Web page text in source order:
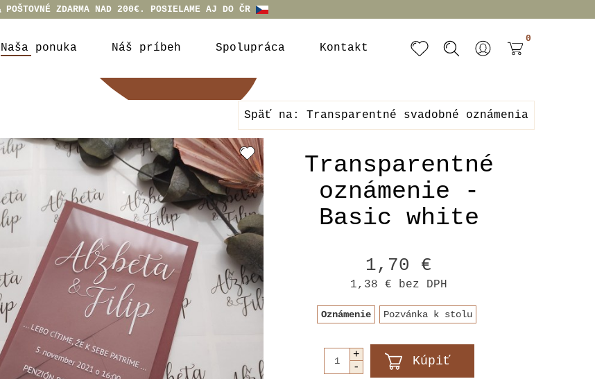
POŠTOVNÉ ZDARMA NAD 200€. POSIELAME AJ DO ČR
Naša ponuka Náš príbeh Spolupráca Kontakt
0
Späť na: Transparentné svadobné oznámenia
Transparentné
oznámenie -
Basic white
1,70 €
1,38 € bez DPH
Oznámenie Pozvánka k stolu